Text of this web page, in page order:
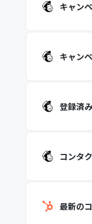
キャン
キャン
登録済
コンタ
最新の